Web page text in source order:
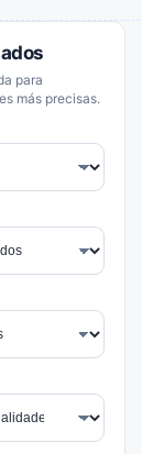
para
más precisas.